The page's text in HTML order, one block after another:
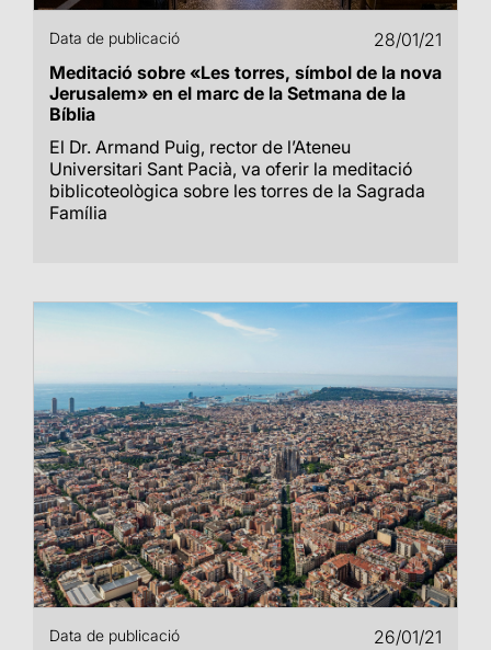
Data de publicació
28/01/21
Meditació sobre «Les torres, símbol de la nova
Jerusalem» en el marc de la Setmana de la
Bíblia
El Dr. Armand Puig, rector de l’Ateneu
Universitari Sant Pacià, va oferir la meditació
biblicoteològica sobre les torres de la Sagrada
Família
Data de publicació 26/01/21